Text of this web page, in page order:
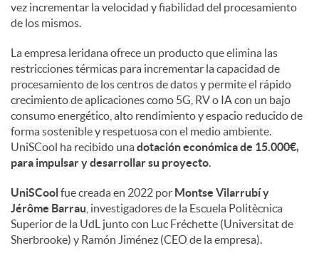
vez incrementar la velocidad y fiabilidad del procesamiento
de los mismos.
La empresa leridana ofrece un producto que elimina las
restricciones térmicas para incrementar la capacidad de
procesamiento de los centros de datos y permite el rápido
crecimiento de aplicaciones como 5G, RV o IA con un bajo
consumo energético, alto rendimiento y espacio reducido de
forma sostenible y respetuosa con el medio ambiente.
UniSCool ha recibido unadotación económica de 15.000€,
para impulsar y desarrollar su proyecto.
UniSCool fue creada en 2022 por Montse Vilarrubí y
Jérôme Barrau , investigadores de la Escuela Politècnica
Superior de la UdL junto con Luc Fréchette (Universitat de
Sherbrooke) y Ramón Jiménez (CEO de la empresa).